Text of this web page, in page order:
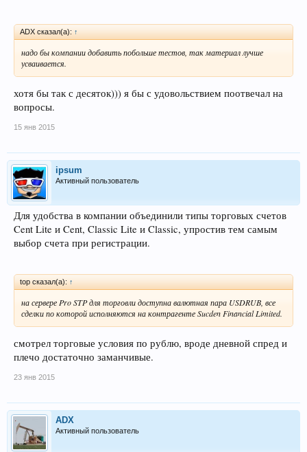
ADX сказал(а): ↑
надо бы компании добавить побольше тестов, так материал лучше
усваивается.
хотя бы так с десяток))) я бы с удовольствием поотвечал на
вопросы.
15 янв 2015
ipsum
Активный пользователь
Для удобства в компании объединили типы торговых счетов
Cent Lite и Cent, Classic Lite и Classic, упростив тем самым
выбор счета при регистрации.
top сказал(а): ↑
на сервере Pro STP для торговли доступна валютная пара USDRUB, все
сделки по которой исполняются на контрагенте Sucden Financial Limited.
смотрел торговые условия по рублю, вроде дневной спред и
плечо достаточно заманчивые.
23 янв 2015
ADX
Активный пользователь